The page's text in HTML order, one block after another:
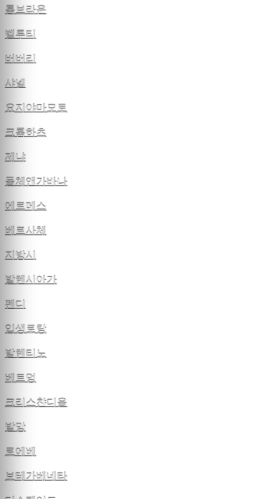
톰브라운
벨루티
버버리
샤넬
요지야마모토
크롬하츠
제냐
돌체앤가바나
에르메스
베르사체
지방시
발렌시아가
펜디
입생로랑
발렌티노
베트멍
크리스챤디올
발망
로에베
보테가베네타